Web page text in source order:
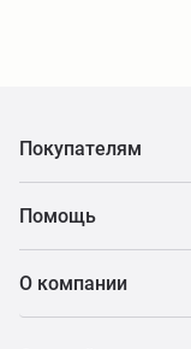
Покупателям
Помощь
О компании